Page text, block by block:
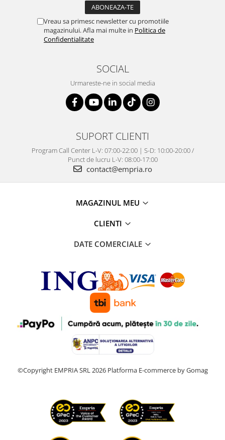
Vreau sa primesc newsletter cu promotiile
magazinului. Afla mai multe in Politica de
Confidentialitate
SOCIAL
Urmareste-ne in social media
SUPORT CLIENTI
Program Call Center L-V: 07:00-22:00 | S-D: 10:00-20:00 /
Punct de lucru L-V: 08:00-17:00
contact@empria.ro
MAGAZINUL MEU
CLIENTI
DATE COMERCIALE
©Copyright EMPRIA SRL 2026 Platforma E-commerce by Gomag